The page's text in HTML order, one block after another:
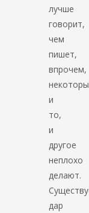
лучше
говорит,
чем
пишет,
впрочем,
и
то,
и
другое
неплохо
делают.
дар